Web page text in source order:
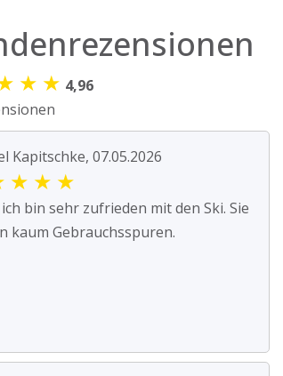
★ ★ 4,96
Kapitschke, 07.05.2026
★ ★ ★
bin sehr zufrieden mit den Ski. Sie
kaum Gebrauchsspuren.